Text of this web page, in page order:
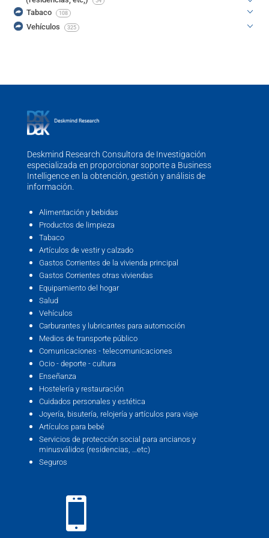
Tabaco 108
Vehículos 325
Deskmind Research Consultora de Investigación
especializada en proporcionar soporte a Business
Intelligence en la obtención, gestión y análisis de
información.
Alimentación y bebidas
Productos de limpieza
Tabaco
Artículos de vestir y calzado
Gastos Corrientes de la vivienda principal
Gastos Corrientes otras viviendas
Equipamiento del hogar
Salud
Vehículos
Carburantes y lubricantes para automoción
Medios de transporte público
Comunicaciones - telecomunicaciones
Ocio - deporte - cultura
Enseñanza
Hostelería y restauración
Cuidados personales y estética
Joyería, bisutería, relojería y artículos para viaje
Artículos para bebé
Servicios de protección social para ancianos y
minusválidos (residencias, …etc)
Seguros